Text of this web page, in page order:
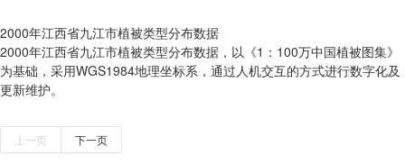
2000年江西省九江市植被类型分布数据
2000年江西省九江市植被类型分布数据，以《1：100万中国植被图集》
为基础，采用WGS1984地理坐标系，通过人机交互的方式进行数字化及
更新维护。
上一页 下一页